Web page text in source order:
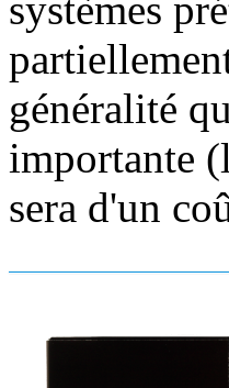
systèmes
généralité
importante
sera d'un